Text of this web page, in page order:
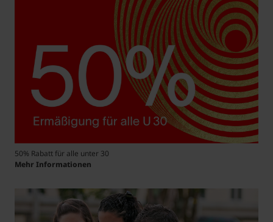
50% Rabatt für alle unter 30
Mehr Informationen